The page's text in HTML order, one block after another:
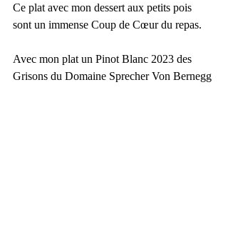
Ce plat avec mon dessert aux petits pois
sont un immense Coup de Cœur du repas.
Avec mon plat un Pinot Blanc 2023 des
Grisons du Domaine Sprecher Von Bernegg